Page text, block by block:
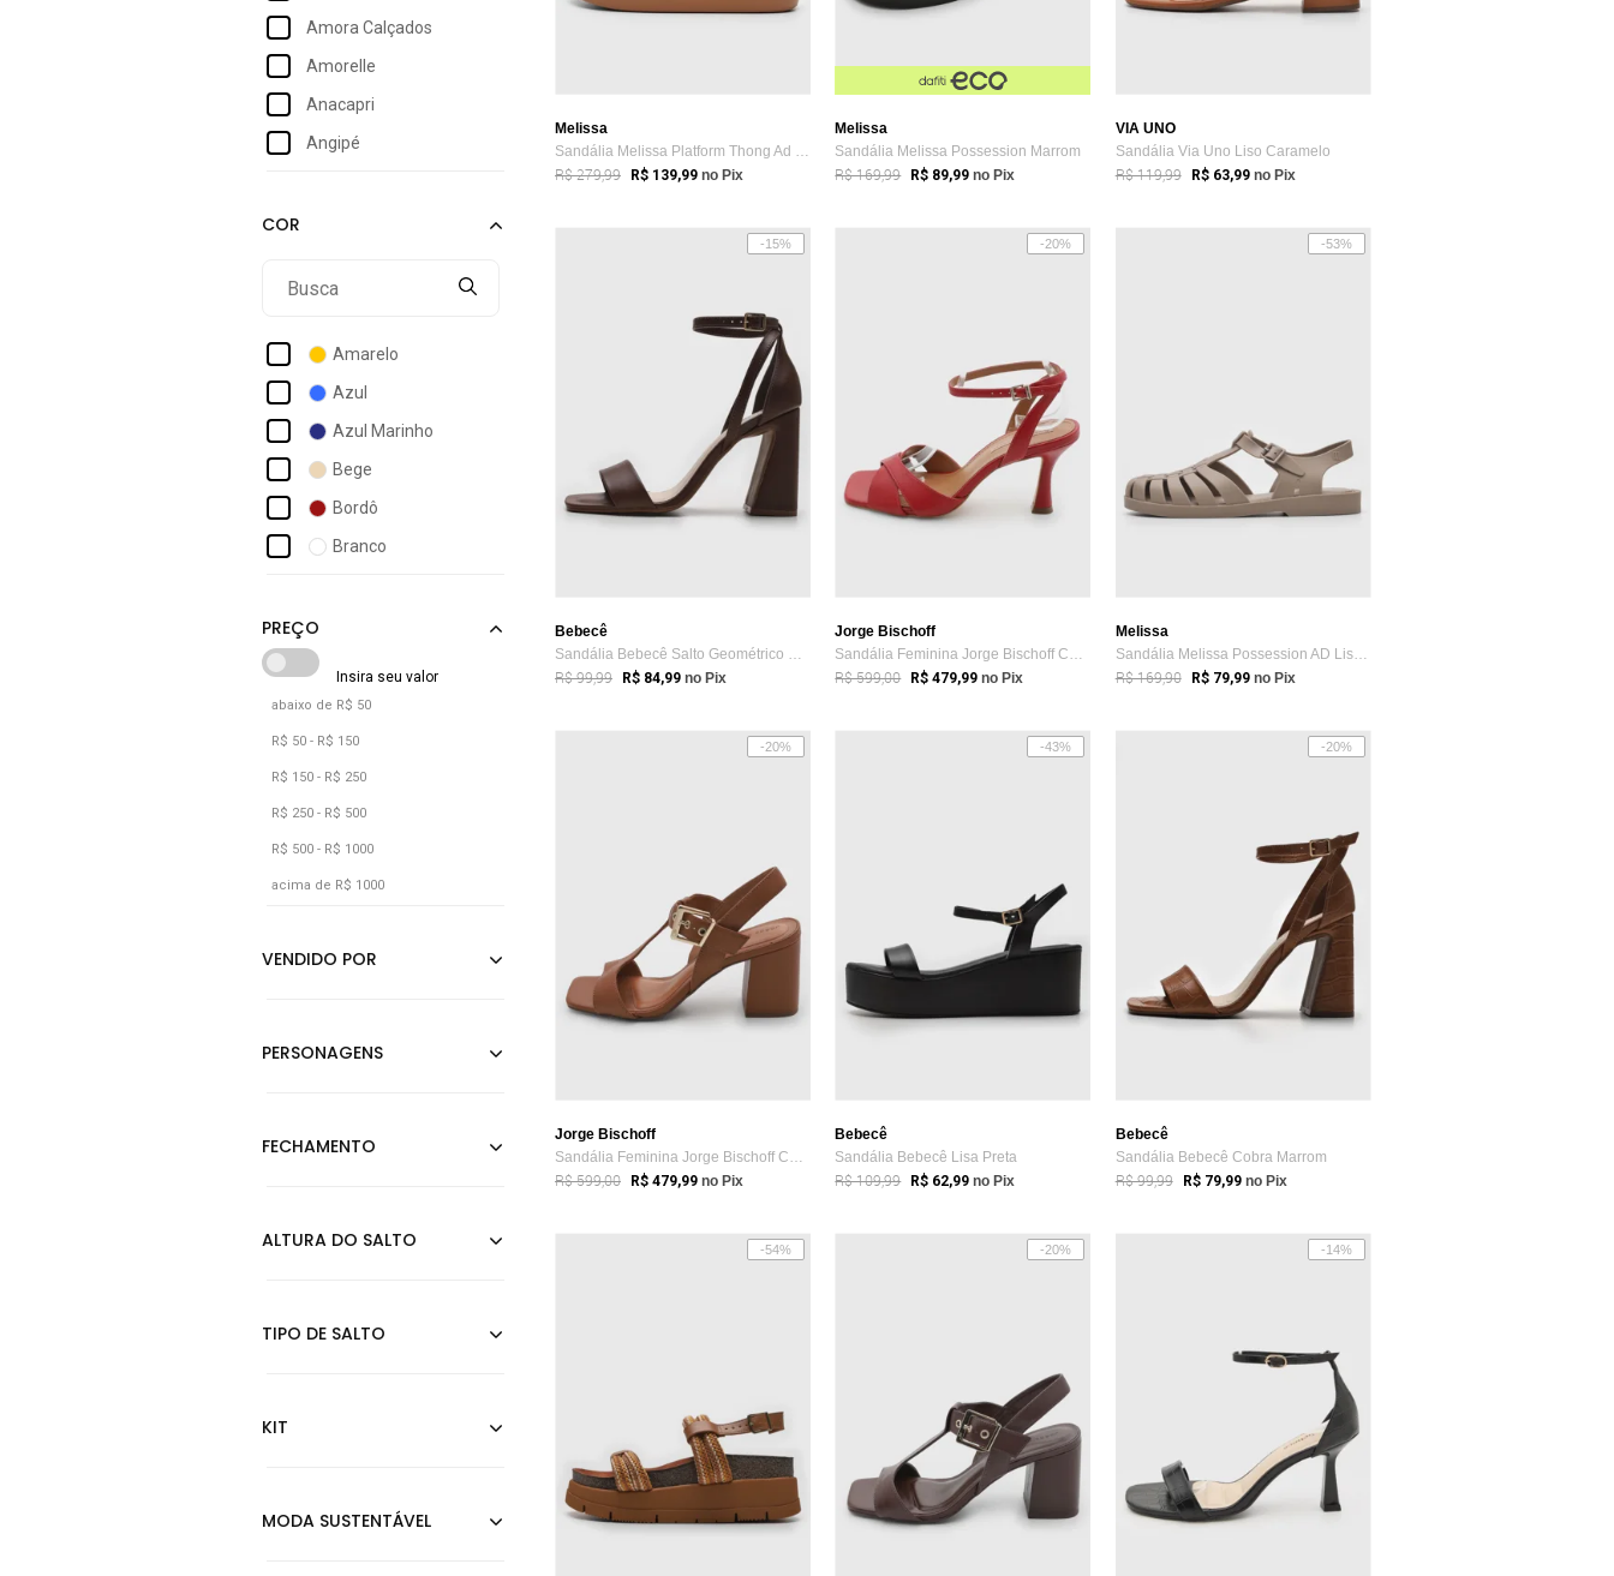
Amora Calçados
Amorelle
Anacapri
Angipé
Atalia Shoes
Br Sports
Amarelo
Azul
Azul Marinho
Bege
Bordô
Branco
Caramelo
Castanho
Cinza
Cobra
Cobre
Coral
Dourado
Floral
abaixo de R$ 50
R$ 50 - R$ 150
R$ 150 - R$ 250
R$ 250 - R$ 500
R$ 500 - R$ 1000
acima de R$ 1000
Melissa
Sandália Melissa Platform Thong Ad Caramelo
R$ 279,99 R$ 139,99 no Pix
Melissa
Sandália Melissa Possession Marrom
R$ 169,99 R$ 89,99 no Pix
VIA UNO
Sandália Via Uno Liso Caramelo
R$ 119,99 R$ 63,99 no Pix
-15%
Bebecê
Sandália Bebecê Salto Geométrico Marrom
R$ 99,99 R$ 84,99 no Pix
-20%
Jorge Bischoff
Sandália Feminina Jorge Bischoff Couro S...
R$ 599,00 R$ 479,99 no Pix
-53%
Melissa
Sandália Melissa Possession AD Liso Bege
R$ 169,90 R$ 79,99 no Pix
-20%
Jorge Bischoff
Sandália Feminina Jorge Bischoff Couro S...
R$ 599,00 R$ 479,99 no Pix
-43%
Bebecê
Sandália Bebecê Lisa Preta
R$ 109,99 R$ 62,99 no Pix
-20%
Bebecê
Sandália Bebecê Cobra Marrom
R$ 99,99 R$ 79,99 no Pix
-54% -20% -14%